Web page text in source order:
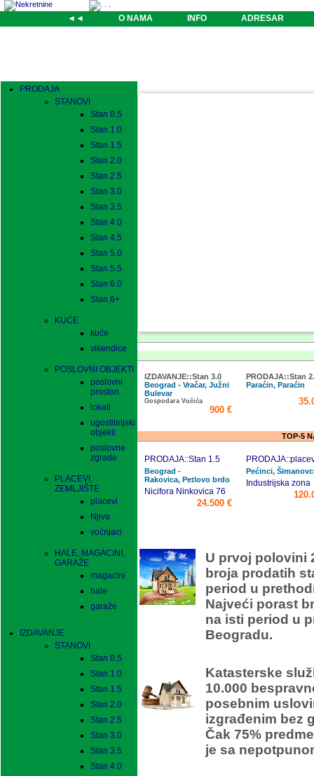
◄◄ O NAMA INFO ADRESAR
PRODAJA
STANOVI
Stan 0.5
Stan 1.0
Stan 1.5
Stan 2.0
Stan 2.5
Stan 3.0
Stan 3.5
Stan 4.0
Stan 4.5
Stan 5.0
Stan 5.5
Stan 6.0
Stan 6+
KUĆE
kuće
vikendice
POSLOVNI OBJEKTI
poslovni
prostori
lokali
ugostiteljski
objekti
poslovne
zgrade
PLACEVI,
ZEMLJIŠTE
placevi
Njiva
voćnjaci
HALE, MAGACINI,
GARAŽE
magacini
hale
garaže
IZDAVANJE
STANOVI
Stan 0.5
Stan 1.0
Stan 1.5
Stan 2.0
Stan 2.5
Stan 3.0
Stan 3.5
Stan 4.0
IZDAVANJE::Stan 3.0
Beograd - Vračar, Južni
Bulevar
Gospodara Vučića
900 €
PRODAJA::Stan
Paraćin, Paraćin
TOP-5
PRODAJA::Stan 1.5
Beograd -
Rakovica, Petlovo brdo
Nicifora Ninkovica 76
24.500 €
Pećinci,
Industrijska zona
U prvoj polovini
broja prodatih
period u
Najveći porast
na isti period u
Beogradu.
Katasterske
10.000
posebnim
izgrađenim bez
Čak 75%
je sa